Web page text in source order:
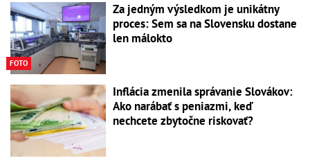
FOTO
Za jedným výsledkom je unikátny
proces: Sem sa na Slovensku dostane
len málokto
Inflácia zmenila správanie Slovákov:
Ako narábať s peniazmi, keď
nechcete zbytočne riskovať?